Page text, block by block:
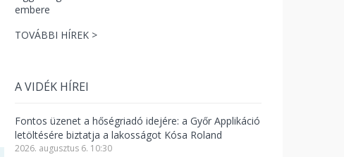
TOVÁBBI HÍREK >
A VIDÉK HÍREI
Fontos üzenet a hőségriadó idejére: a Győr Applikáció
letöltésére biztatja a lakosságot Kósa Roland
2026. augusztus 6. 10:30